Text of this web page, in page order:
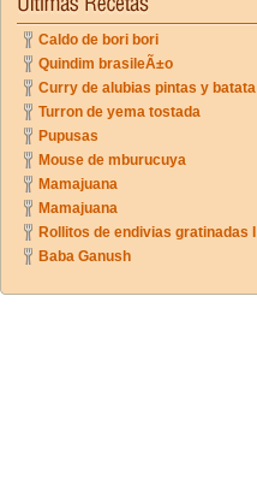
Caldo de bori bori
Quindim brasileÃ±o
Curry de alubias pintas y batata
Turron de yema tostada
Pupusas
Mouse de mburucuya
Mamajuana
Mamajuana
Rollitos de endivias gratinadas I
Baba Ganush